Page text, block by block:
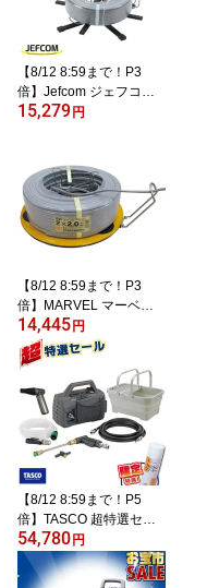
【8/12 8:59まで！P3
倍】Jefcom ジェフコム
DENSAN デンサン Vマ
15,279 円
【8/12 8:59まで！P3
倍】MARVEL マーベル
プロメイト Vターンテー
ブルE-9137
14,445 円
【8/12 8:59まで！P5
倍】TASCO 超特選セー
ル タスコエアコン洗浄セ
ット TZ352WM-SET (TA
352WM,TA981ST-2,TA61
54,780 円